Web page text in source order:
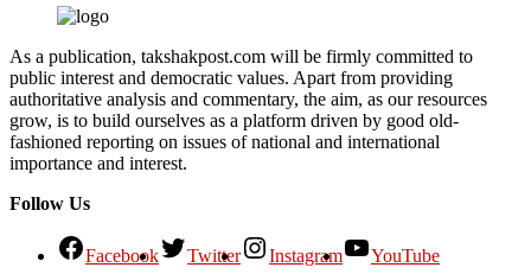
As a publication, takshakpost.com will be firmly committed to
public interest and democratic values. Apart from providing
authoritative analysis and commentary, the aim, as our resources
grow, is to build ourselves as a platform driven by good old-
fashioned reporting on issues of national and international
importance and interest.
Follow Us
Facebook Twitter Instagram YouTube